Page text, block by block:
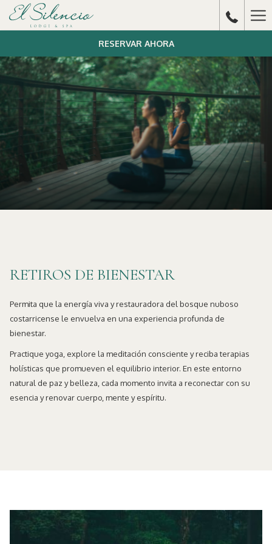
RESERVAR AHORA
RETIROS DE BIENESTAR
Permita que la energía viva y restauradora del bosque nuboso
costarricense le envuelva en una experiencia profunda de
bienestar.
Practique yoga, explore la meditación consciente y reciba terapias
holísticas que promueven el equilibrio interior. En este entorno
natural de paz y belleza, cada momento invita a reconectar con su
esencia y renovar cuerpo, mente y espíritu.